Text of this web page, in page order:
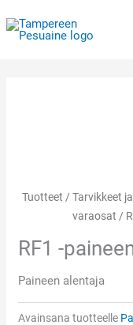
sisältöön
Tuotteet / Tarvikkeet
varaosat /
RF1 -
Paineen alentaja
Avainsana tuotteelle